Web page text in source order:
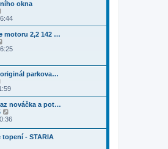
k
p
ě
v
k
p
okna
o
b
r
a
z
p
o
l
e
d
n
í
p
ř
motoru 2,2 142 …
o
a
z
i
t
o
s
l
e
d
originál parkova…
o
b
r
a
z
p
nováčka a pot…
o
a
topení - STARIA